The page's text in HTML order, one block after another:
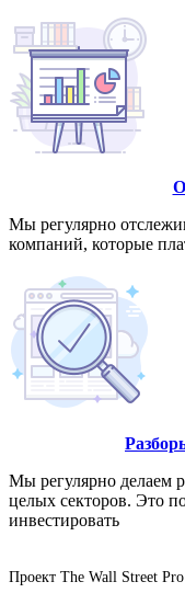
Мы регулярно
компаний, которые
Мы регулярно делаем
целых секторов. Это
инвестировать
Проект The Wall Street